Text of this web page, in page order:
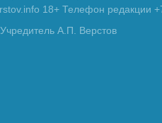
18+ Телефон редакции
Учредитель А.П. Верстов